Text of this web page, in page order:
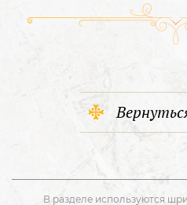
В разделе используются